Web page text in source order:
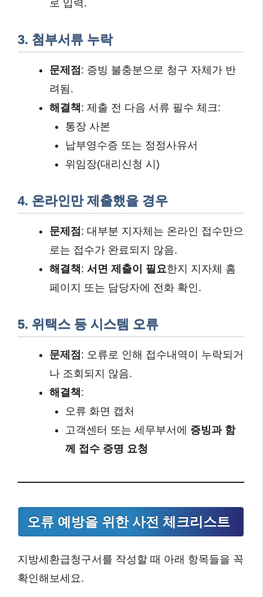
로 입력.
3. 첨부서류 누락
문제점 : 증빙 불충분으로 청구 자체가 반
려됨.
해결책: 제출 전 다음 서류 필수 체크:
통장 사본
납부영수증 또는 정정사유서
위임장(대리신청 시)
4. 온라인만 제출했을 경우
문제점 : 대부분 지자체는 온라인 접수만으
로는 접수가 완료되지 않음.
해결책: 서면 제출이 필요한지 지자체 홈
페이지 또는 담당자에 전화 확인.
5. 위택스 등 시스템 오류
문제점 : 오류로 인해 접수내역이 누락되거
나 조회되지 않음.
해결책:
오류 화면 캡처
고객센터 또는 세무부서에 증빙과 함
께 접수 증명 요청
오류 예방을 위한 사전 체크리스트
지방세환급청구서를 작성할 때 아래 항목들을 꼭
확인해보세요.